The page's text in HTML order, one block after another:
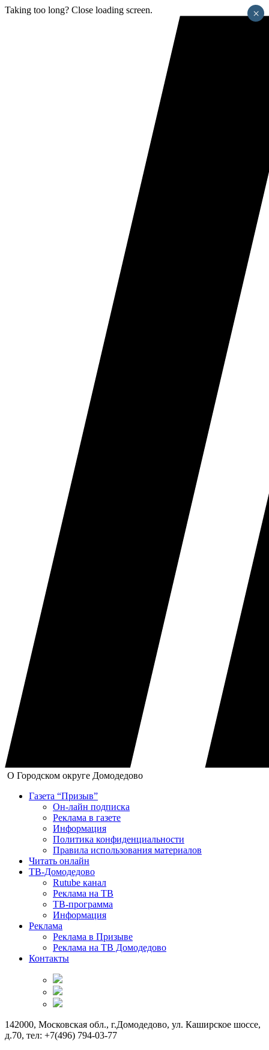
Taking too long? Close loading screen.
О Городском округе Домодедово
Газета “Призыв”
Он-лайн подписка
Реклама в газете
Информация
Политика конфиденциальности
Правила использования материалов
Читать онлайн
ТВ-Домодедово
Rutube канал
Реклама на ТВ
ТВ-программа
Информация
Реклама
Реклама в Призыве
Реклама на ТВ Домодедово
Контакты
142000, Московская обл., г.Домодедово, ул. Каширское шоссе,
д.70, тел: +7(496) 794-03-77
×